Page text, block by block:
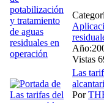
Vistas
Las
Por